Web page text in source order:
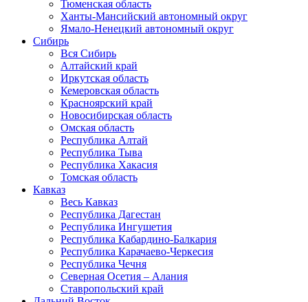
Тюменская область
Ханты-Мансийский автономный округ
Ямало-Ненецкий автономный округ
Сибирь
Вся Сибирь
Алтайский край
Иркутская область
Кемеровская область
Красноярский край
Новосибирская область
Омская область
Республика Алтай
Республика Тыва
Республика Хакасия
Томская область
Кавказ
Весь Кавказ
Республика Дагестан
Республика Ингушетия
Республика Кабардино-Балкария
Республика Карачаево-Черкесия
Республика Чечня
Северная Осетия – Алания
Ставропольский край